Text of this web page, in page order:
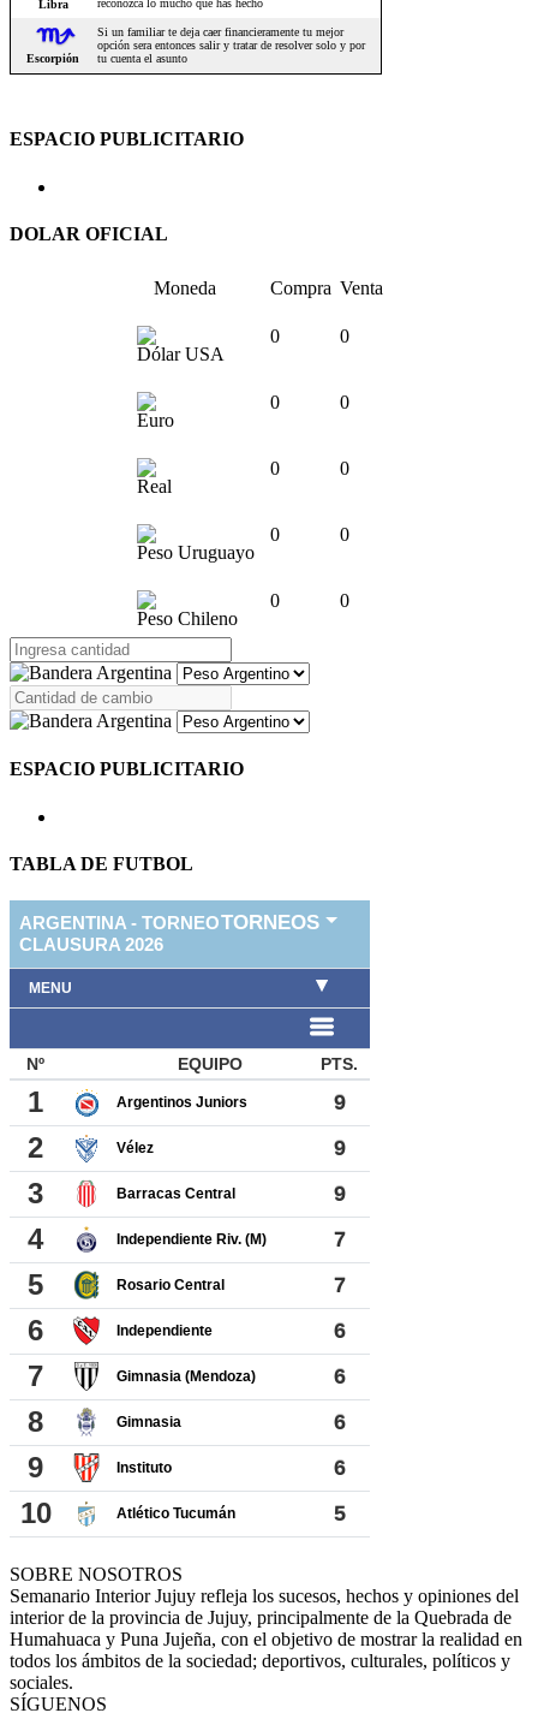
ESPACIO PUBLICITARIO
DOLAR OFICIAL
Moneda Compra Venta
Dólar USA
0 0
Euro
0 0
Real
0 0
Peso Uruguayo
0 0
Peso Chileno
0 0
ESPACIO PUBLICITARIO
TABLA DE FUTBOL
SOBRE NOSOTROS
Semanario Interior Jujuy refleja los sucesos, hechos y opiniones del
interior de la provincia de Jujuy, principalmente de la Quebrada de
Humahuaca y Puna Jujeña, con el objetivo de mostrar la realidad en
todos los ámbitos de la sociedad; deportivos, culturales, políticos y
sociales.
SÍGUENOS